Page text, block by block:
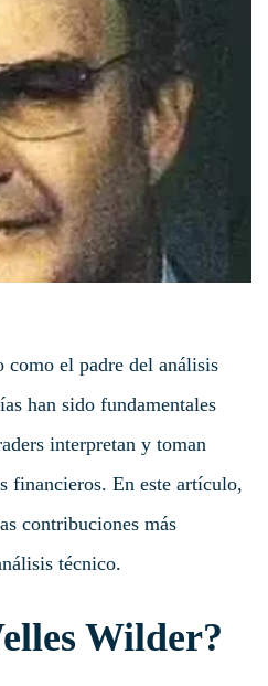
el padre del análisis
han sido fundamentales
interpretan y toman
financieros. En este artículo,
contribuciones más
técnico.
Wilder?